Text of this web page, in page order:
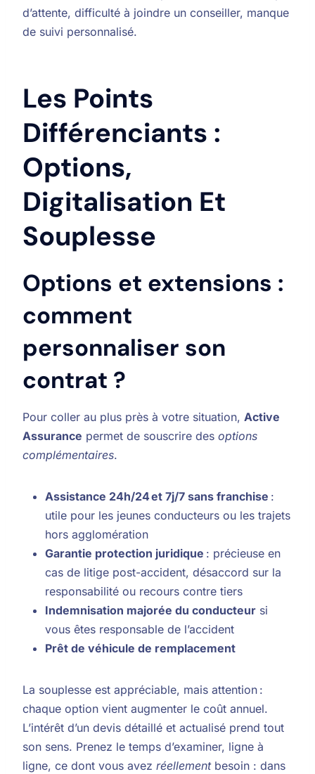
d’attente, difficulté à joindre un conseiller, manque
de suivi personnalisé.
Les Points
Différenciants :
Options,
Digitalisation Et
Souplesse
Options et extensions :
comment
personnaliser son
contrat ?
Pour coller au plus près à votre situation, Active
Assurance permet de souscrire des options
complémentaires.
Assistance 24h/24 et 7j/7 sans franchise :
utile pour les jeunes conducteurs ou les trajets
hors agglomération
Garantie protection juridique : précieuse en
cas de litige post-accident, désaccord sur la
responsabilité ou recours contre tiers
Indemnisation majorée du conducteur si
vous êtes responsable de l’accident
Prêt de véhicule de remplacement
La souplesse est appréciable, mais attention :
chaque option vient augmenter le coût annuel.
L’intérêt d’un devis détaillé et actualisé prend tout
son sens. Prenez le temps d’examiner, ligne à
ligne, ce dont vous avez réellementbesoin : dans